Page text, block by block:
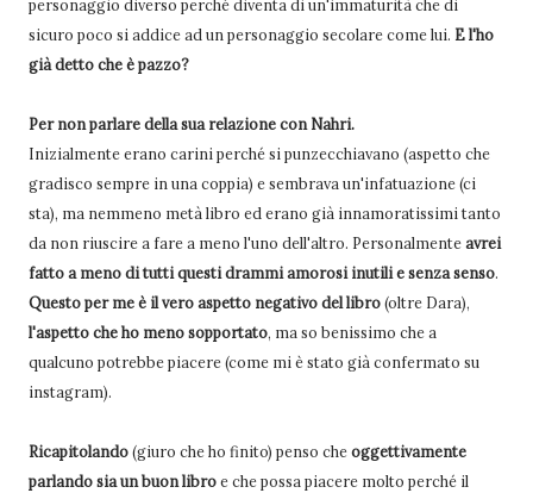
personaggio diverso perché diventa di un'immaturità che di
sicuro poco si addice ad un personaggio secolare come lui. E l'ho
già detto che è pazzo?
Per non parlare della sua relazione con Nahri.
Inizialmente erano carini perché si punzecchiavano (aspetto che
gradisco sempre in una coppia) e sembrava un'infatuazione (ci
sta), ma nemmeno metà libro ed erano già innamoratissimi tanto
da non riuscire a fare a meno l'uno dell'altro. Personalmenteavrei
fatto a meno di tutti questi drammi amorosi inutili e senza senso.
Questo per me è il vero aspetto negativo del libro(oltre Dara),
l'aspetto che ho meno sopportato, ma so benissimo che a
qualcuno potrebbe piacere (come mi è stato già confermato su
instagram).
Ricapitolando(giuro che ho finito) penso cheoggettivamente
parlando sia un buon libroe che possa piacere molto perché il